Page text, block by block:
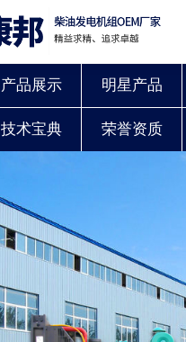
产品展示 明星产品
技术宝典 荣誉资质